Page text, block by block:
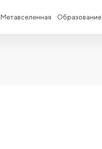
Метавселенная Образование